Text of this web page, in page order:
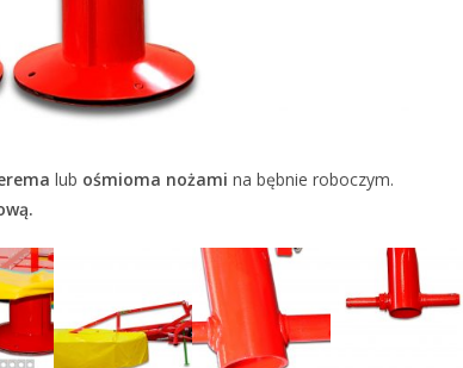
lub ośmioma nożami na bębnie roboczym.